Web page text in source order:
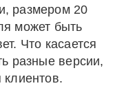
размером 20
может быть
Что касается
разные версии,
клиентов.